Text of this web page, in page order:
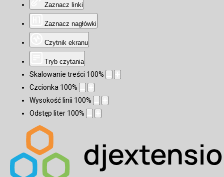
Zaznacz linki
Zaznacz nagłówki
Czytnik ekranu
Tryb czytania
Skalowanie treści 100%
Czcionka 100%
Wysokość linii 100%
Odstęp liter 100%